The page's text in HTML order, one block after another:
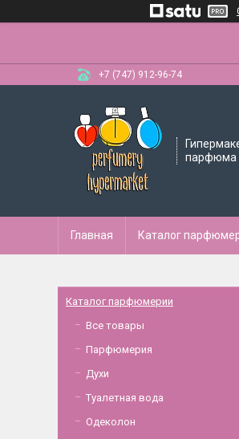
+7 (747) 912-96-74
парфюма
Главная Каталог
Каталог парфюмерии
Все товары
Парфюмерия
Духи
Туалетная вода
Одеколон